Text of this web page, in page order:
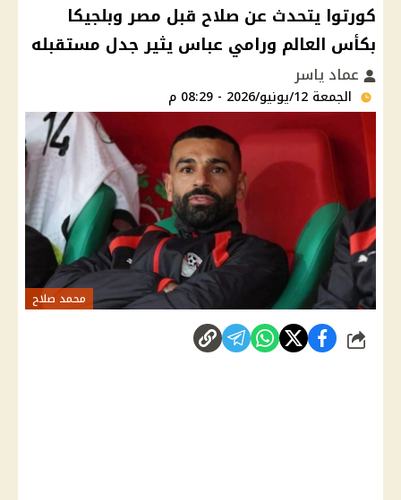
كورتوا يتحدث عن صلاح قبل مصر وبلجيكا
بكأس العالم ورامي عباس يثير جدل مستقبله
عماد ياسر
الجمعة 12/يونيو/2026 - 08:29 م
محمد صلاح
شارك